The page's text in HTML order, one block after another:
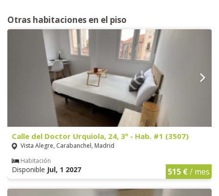
Otras habitaciones en el piso
Calle del Doctor Urquiola, 24, 3º - Hab. #1 (3507)
Vista Alegre, Carabanchel, Madrid
Habitación
Disponible Jul, 1 2027 515 €/ mes